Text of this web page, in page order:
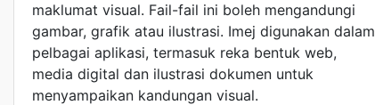
maklumat visual. Fail-fail ini boleh mengandungi
gambar, grafik atau ilustrasi. Imej digunakan dalam
pelbagai aplikasi, termasuk reka bentuk web,
media digital dan ilustrasi dokumen untuk
menyampaikan kandungan visual.